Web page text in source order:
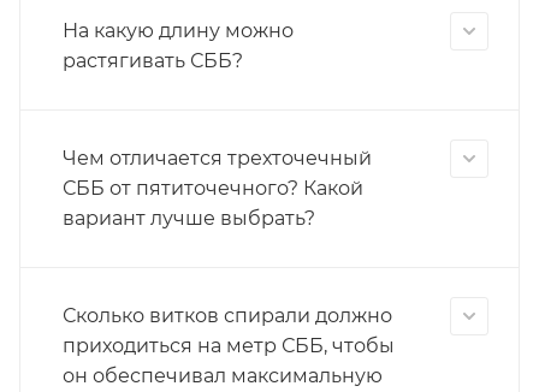
На какую длину можно
растягивать СББ?
Чем отличается трехточечный
СББ от пятиточечного? Какой
вариант лучше выбрать?
Сколько витков спирали должно
приходиться на метр СББ, чтобы
он обеспечивал максимальную